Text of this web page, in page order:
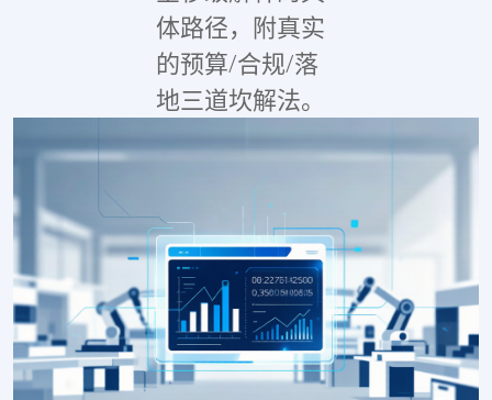
体路径，附真实
的预算/合规/落
地三道坎解法。